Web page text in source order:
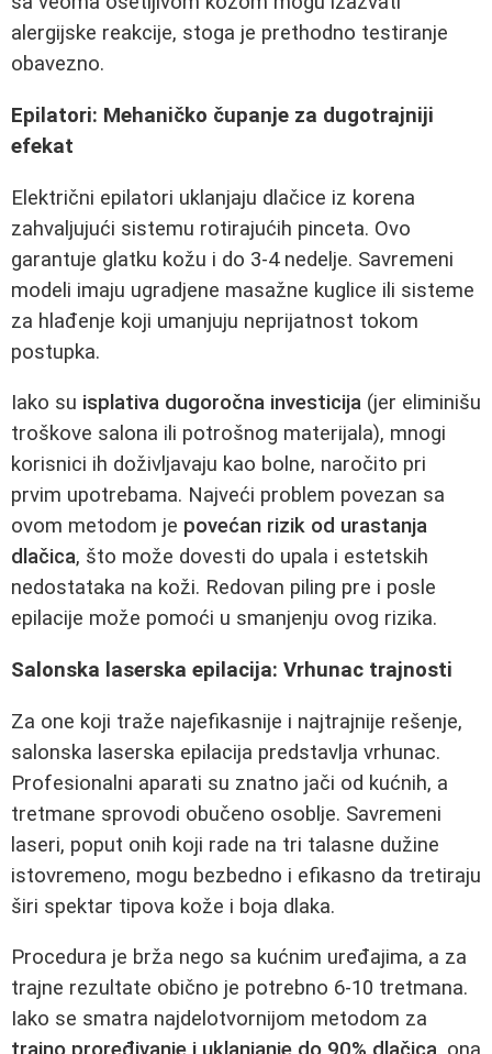
alergijske reakcije, stoga je prethodno testiranje
obavezno.
Epilatori: Mehaničko čupanje za dugotrajniji
efekat
Električni epilatori uklanjaju dlačice iz korena
zahvaljujući sistemu rotirajućih pinceta. Ovo
garantuje glatku kožu i do 3-4 nedelje. Savremeni
modeli imaju ugradjene masažne kuglice ili sisteme
za hlađenje koji umanjuju neprijatnost tokom
postupka.
Iako su isplativa dugoročna investicija (jer eliminišu
troškove salona ili potrošnog materijala), mnogi
korisnici ih doživljavaju kao bolne, naročito pri
prvim upotrebama. Najveći problem povezan sa
ovom metodom je povećan rizik od urastanja
dlačica, što može dovesti do upala i estetskih
nedostataka na koži. Redovan piling pre i posle
epilacije može pomoći u smanjenju ovog rizika.
Salonska laserska epilacija: Vrhunac trajnosti
Za one koji traže najefikasnije i najtrajnije rešenje,
salonska laserska epilacija predstavlja vrhunac.
Profesionalni aparati su znatno jači od kućnih, a
tretmane sprovodi obučeno osoblje. Savremeni
laseri, poput onih koji rade na tri talasne dužine
istovremeno, mogu bezbedno i efikasno da tretiraju
širi spektar tipova kože i boja dlaka.
Procedura je brža nego sa kućnim uređajima, a za
trajne rezultate obično je potrebno 6-10 tretmana.
Iako se smatra najdelotvornijom metodom za